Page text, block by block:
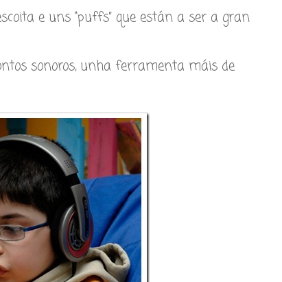
e uns “puffs” que están a ser a gran
sonoros, unha ferramenta máis de